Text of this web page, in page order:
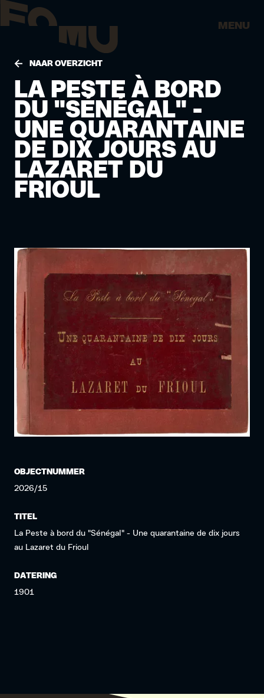
MENU
NAAR OVERZICHT
LA PESTE À BORD
DU "SÉNÉGAL" -
UNE QUARANTAINE
DE DIX JOURS AU
LAZARET DU
FRIOUL
OBJECTNUMMER
2026/15
TITEL
La Peste à bord du "Sénégal" - Une quarantaine de dix jours
au Lazaret du Frioul
DATERING
1901